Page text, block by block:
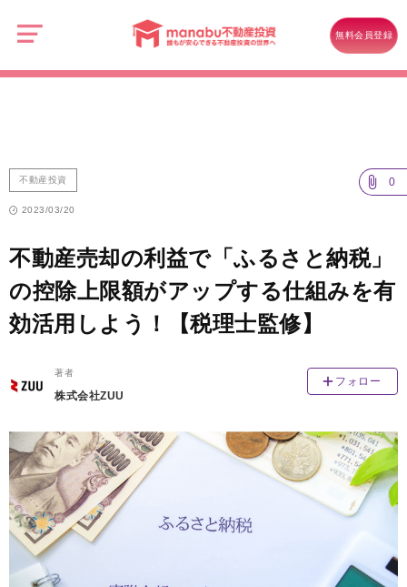
無料会員登録
不動産売却の利益で「ふるさと納税」の控除上限額がアップする仕組み
不動産投資 0
2023/03/20
不動産売却の利益で「ふるさと納税」
の控除上限額がアップする仕組みを有
効活用しよう！【税理士監修】
著者
株式会社ZUU
フォロー